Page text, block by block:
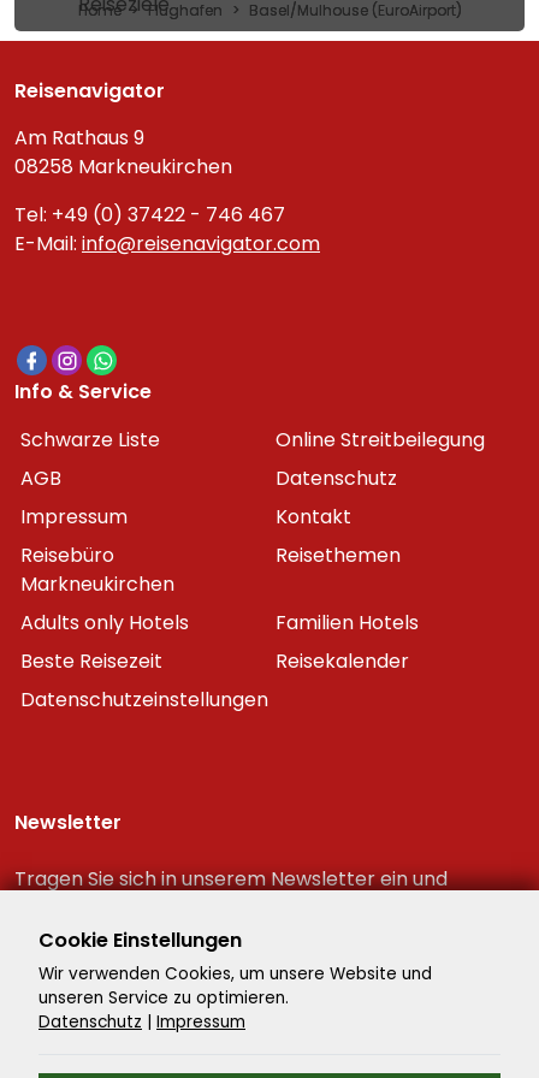
Home Flughafen Basel/Mulhouse (EuroAirport)
Reisenavigator
Am Rathaus 9
08258 Markneukirchen
Tel: +49 (0) 37422 - 746 467
E-Mail: info@reisenavigator.com
Info & Service
Schwarze Liste
Online Streitbeilegung
AGB
Datenschutz
Impressum
Kontakt
Reisebüro
Markneukirchen
Reisethemen
Adults only Hotels
Familien Hotels
Beste Reisezeit
Reisekalender
Datenschutzeinstellungen
Newsletter
Tragen Sie sich in unserem Newsletter ein und
Reiseschnäppchen!
Cookie Einstellungen
Wir verwenden Cookies, um unsere Website und
unseren Service zu optimieren.
Datenschutz | Impressum